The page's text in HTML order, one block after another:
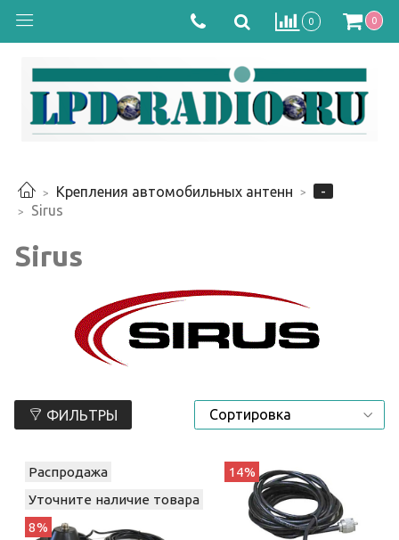
0 0
Крепления автомобильных антенн
-
Sirus
Sirus
ФИЛЬТРЫ
Распродажа
Уточните наличие товара
8%
14%